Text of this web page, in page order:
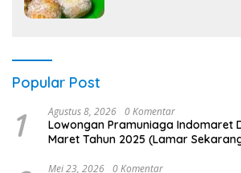
Popular Post
1 Agustus 8, 2026 0 Komentar
Lowongan Pramuniaga Indomaret
Maret Tahun 2025 (Lamar
Mei 23, 2026 0 Komentar